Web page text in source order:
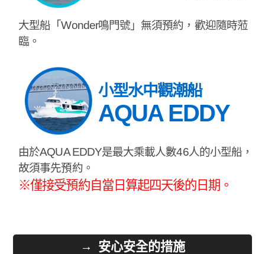
大型船「Wonder鳴門號」無須預約，歡迎隨時蒞
臨。
小型水中觀潮船
AQUA EDDY
由於AQUA EDDY是最大乘載人數46人的小型船，
故須事先預約。
※僅接受預約自當日算起四天後的日期。
安心安全的措施